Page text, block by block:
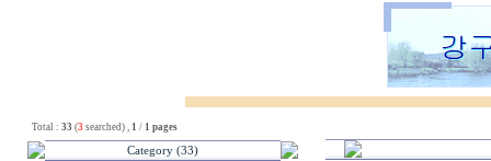
Total : 33 (3 searched) , 1 / 1 pages
Category (33)